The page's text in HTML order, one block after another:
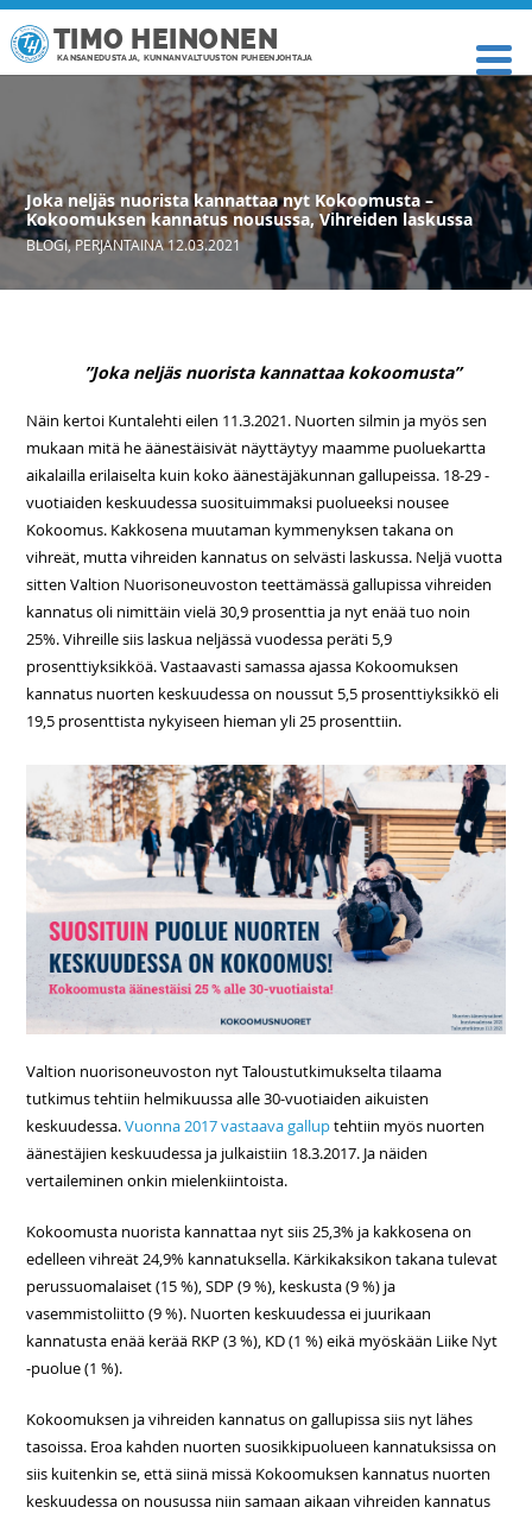
TIMO HEINONEN
KANSANEDUSTAJA, KUNNANVALTUUSTON PUHEENJOHTAJA
Joka neljäs nuorista kannattaa nyt Kokoomusta –
Kokoomuksen kannatus nousussa, Vihreiden laskussa
BLOGI,PERJANTAINA 12.03.2021
”Joka neljäs nuorista kannattaa kokoomusta”
Näin kertoi Kuntalehti eilen 11.3.2021. Nuorten silmin ja myös sen
mukaan mitä he äänestäisivät näyttäytyy maamme puoluekartta
aikalailla erilaiselta kuin koko äänestäjäkunnan gallupeissa. 18-29 -
vuotiaiden keskuudessa suosituimmaksi puolueeksi nousee
Kokoomus. Kakkosena muutaman kymmenyksen takana on
vihreät, mutta vihreiden kannatus on selvästi laskussa. Neljä vuotta
sitten Valtion Nuorisoneuvoston teettämässä gallupissa vihreiden
kannatus oli nimittäin vielä 30,9 prosenttia ja nyt enää tuo noin
25%. Vihreille siis laskua neljässä vuodessa peräti 5,9
prosenttiyksikköä. Vastaavasti samassa ajassa Kokoomuksen
kannatus nuorten keskuudessa on noussut 5,5 prosenttiyksikkö eli
19,5 prosenttista nykyiseen hieman yli 25 prosenttiin.
Valtion nuorisoneuvoston nyt Taloustutkimukselta tilaama
tutkimus tehtiin helmikuussa alle 30-vuotiaiden aikuisten
keskuudessa.Vuonna 2017 vastaava galluptehtiin myös nuorten
äänestäjien keskuudessa ja julkaistiin 18.3.2017. Ja näiden
vertaileminen onkin mielenkiintoista.
Kokoomusta nuorista kannattaa nyt siis 25,3% ja kakkosena on
edelleen vihreät 24,9% kannatuksella. Kärkikaksikon takana tulevat
perussuomalaiset (15 %), SDP (9 %), keskusta (9 %) ja
vasemmistoliitto (9 %). Nuorten keskuudessa ei juurikaan
kannatusta enää kerää RKP (3 %), KD (1 %) eikä myöskään Liike Nyt
-puolue (1 %).
Kokoomuksen ja vihreiden kannatus on gallupissa siis nyt lähes
tasoissa. Eroa kahden nuorten suosikkipuolueen kannatuksissa on
siis kuitenkin se, että siinä missä Kokoomuksen kannatus nuorten
keskuudessa on nousussa niin samaan aikaan vihreiden kannatus